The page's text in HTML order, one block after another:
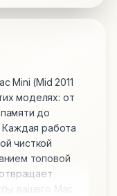
Mini (Mid 2011
моделях: от
до
Каждая работа
чисткой
топовой
вашего Mac.